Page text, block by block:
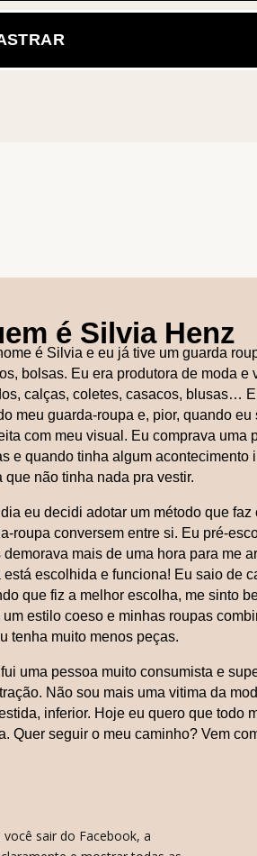
é Silvia Henz
é Silvia e eu já tive um guarda
bolsas. Eu era produtora de moda e
calças, coletes, casacos, blusas…
meu guarda-roupa e, pior, quando
com meu visual. Eu comprava uma
e quando tinha algum acontecimento
que não tinha nada pra vestir.
eu decidi adotar um método que
roupa conversem entre si. Eu pré-
demorava mais de uma hora para me
está escolhida e funciona! Eu saio de
que fiz a melhor escolha, me sinto
um estilo coeso e minhas roupas
tenha muito menos peças.
uma pessoa muito consumista e
Não sou mais uma vitima da
inferior. Hoje eu quero que todo
Quer seguir o meu caminho? Vem
sair do Facebook, a